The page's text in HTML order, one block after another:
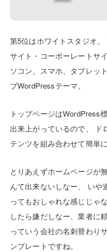
第5位はホワイトスタジオ。
サイト・コーポーレートサ
ソコン、スマホ、タブレッ
ブWordPressテーマ。
トップページはWordPress
出来上がっているので、
ド
テンツを組み合わせて簡単
とりあえずホームページが
んて出来ないしなー、
いや
ってもおしゃれな感じじゃ
したら嫌だしなー、業者に
っていう会社の名刺替わり
ンプレートですね。